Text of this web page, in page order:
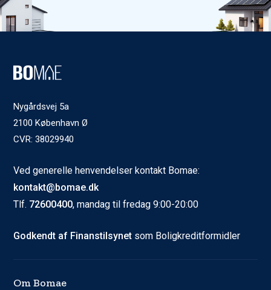
Nygårdsvej 5a
2100 København Ø
CVR: 38029940
Ved generelle henvendelser kontakt Bomae:
kontakt@bomae.dk
Tlf. 72600400, mandag til fredag 9:00-20:00
Godkendt af Finanstilsynet som Boligkreditformidler
Om Bomae